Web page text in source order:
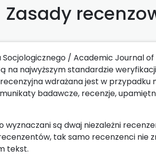
Zasady
/ Academic Journal of
najwyższym standardzie
wdrażana jest w przypadku
badawcze, recenzje,
wyznaczani są dwaj niezależni
tak samo recenzenci nie
tekst.